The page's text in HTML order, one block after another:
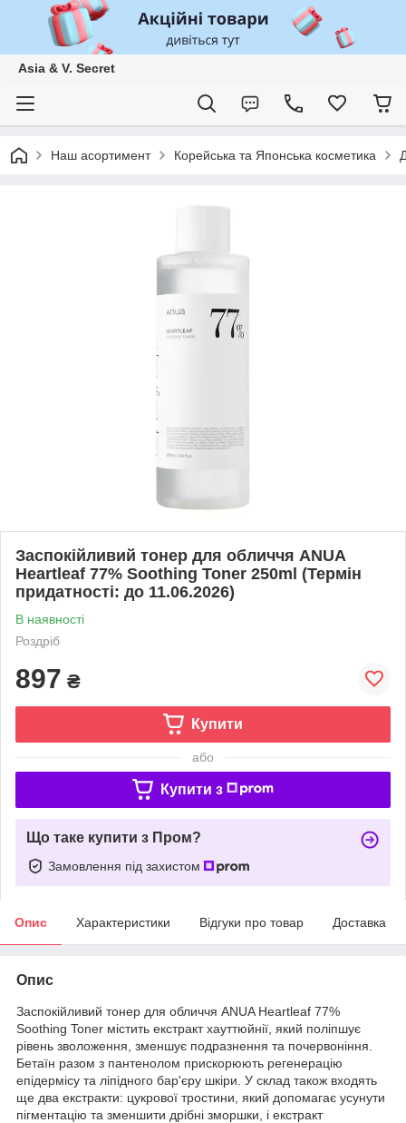
Asia & V. Secret
Наш асортимент Корейська та Японська косметика
Заспокійливий тонер для обличчя ANUA
Heartleaf 77% Soothing Toner 250ml (Термін
придатності: до 11.06.2026)
В наявності
Роздріб
897 ₴
Купити
або
Купити з
Що таке купити з Пром?
Замовлення під захистом
Опис Характеристики Відгуки про товар Доставка
Опис
Заспокійливий тонер для обличчя ANUA Heartleaf 77%
Soothing Toner містить екстракт хауттюйнії, який поліпшує
рівень зволоження, зменшує подразнення та почервоніння.
Бетаїн разом з пантенолом прискорюють регенерацію
епідермісу та ліпідного бар'єру шкіри. У склад також входять
ще два екстракти: цукрової тростини, який допомагає усунути
пігментацію та зменшити дрібні зморшки, і екстракт